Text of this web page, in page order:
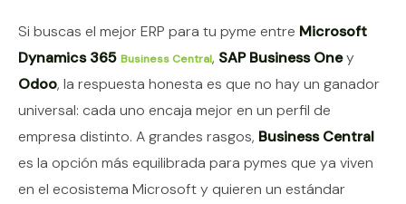
Contenido del artículo
Si buscas el mejor ERP para tu pyme entre Microsoft
Dynamics 365 Business Central, SAP Business Oney
Odoo, la respuesta honesta es que no hay un ganador
universal: cada uno encaja mejor en un perfil de
empresa distinto. A grandes rasgos, Business Central
es la opción más equilibrada para pymes que ya viven
en el ecosistema Microsoft y quieren un estándar